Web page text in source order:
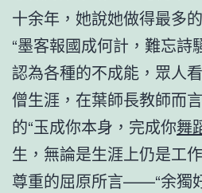
十余年，她說她做得最多
“墨客報國成何計，難忘詩
認為各種的不成能，眾人
僧生涯，在葉師長教師而
的“玉成你本身，完成你舞
生，無論是生涯上仍是工
尊重的屈原所言——“余獨